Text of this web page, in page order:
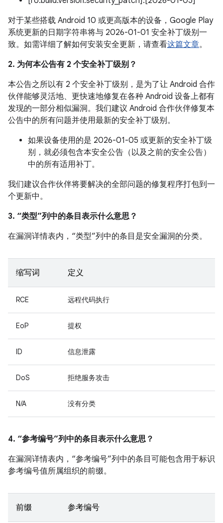
对于某些搭载 Android 10 或更高版本的设备，Google Play
系统更新的日期字符串将与 2026-01-01 安全补丁级别一
致。如需详细了解如何安装安全更新，请查看这篇文章。
2. 为何本公告有 2 个安全补丁级别？
本公告之所以有 2 个安全补丁级别，是为了让 Android 合作
伙伴能够灵活地、更快速地修复在各种 Android 设备上都有
发现的一部分相似漏洞。我们建议 Android 合作伙伴修复本
公告中的所有问题并使用最新的安全补丁级别。
如果设备使用的是 2026-01-05 或更新的安全补丁级
别，就必须包含本安全公告（以及之前的安全公告）
中的所有适用补丁。
我们建议合作伙伴将要解决的全部问题的修复程序打包到一
个更新中。
3. “类型”列中的条目表示什么意思？
在漏洞详情表内，“类型”列中的条目是安全漏洞的分类。
缩写词 定义
RCE 远程代码执行
EoP 提权
ID 信息泄露
DoS 拒绝服务攻击
N/A 没有分类
4. “参考编号”列中的条目表示什么意思？
在漏洞详情表内，“参考编号”列中的条目可能包含用于标识
参考编号值所属组织的前缀。
前缀 参考编号